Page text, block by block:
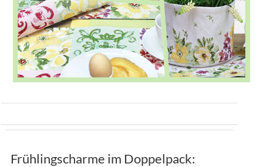
Frühlingscharme im Doppelpack: